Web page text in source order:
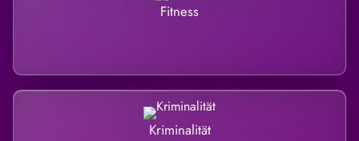
Fitness
Kriminalität